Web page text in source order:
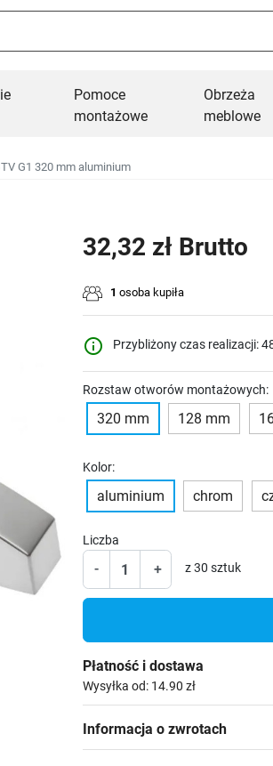
Pomoce
montażowe
Obrzeża
meblowe
G1 320 mm aluminium
32,32 zł Brutto
1 osoba kupiła
info_outline Przybliżony czas realizacji:
Rozstaw otworów montażowych:
320 mm 128 mm
Kolor:
aluminium chrom
Liczba
- + z 30 sztuk
Płatność i dostawa
Wysyłka od: 14.90 zł
Informacja o zwrotach